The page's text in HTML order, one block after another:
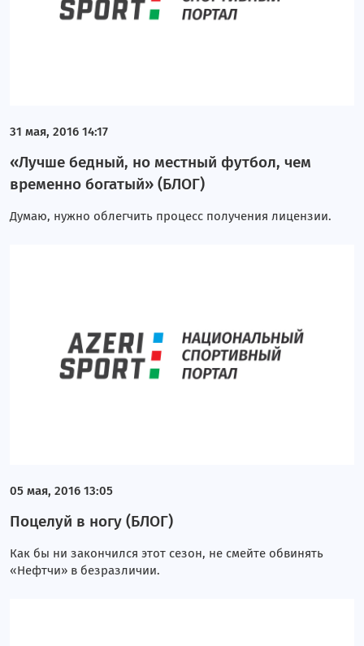
31 мая, 2016 14:17
«Лучше бедный, но местный футбол, чем
временно богатый» (БЛОГ)
Думаю, нужно облегчить процесс получения лицензии.
05 мая, 2016 13:05
Поцелуй в ногу (БЛОГ)
Как бы ни закончился этот сезон, не смейте обвинять
«Нефтчи» в безразличии.